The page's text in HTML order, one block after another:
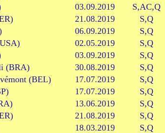
03.09.2019
S,AC,Q
21.08.2019
S,Q
06.09.2019
S,Q
02.05.2019
S,Q
03.09.2019
S,Q
(BRA) 30.08.2019
S,Q
(BEL) 17.07.2019
S,Q
17.07.2019
S,Q
13.06.2019
S,Q
21.08.2019
S,Q
18.03.2019
S,Q